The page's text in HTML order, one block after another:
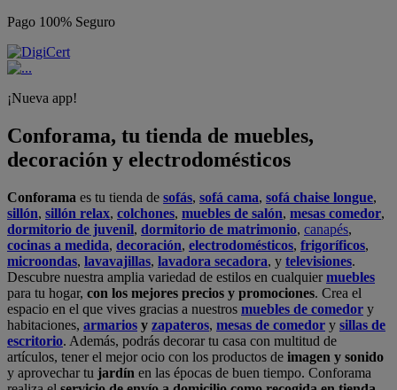
Pago 100% Seguro
¡Nueva app!
Conforama, tu tienda de muebles,
decoración y electrodomésticos
Conforama es tu tienda de sofás, sofá cama, sofá chaise longue,
sillón, sillón relax, colchones, muebles de salón, mesas comedor,
dormitorio de juvenil, dormitorio de matrimonio, canapés,
cocinas a medida, decoración, electrodomésticos, frigoríficos,
microondas, lavavajillas, lavadora secadora, y televisiones.
Descubre nuestra amplia variedad de estilos en cualquiermuebles
para tu hogar, con los mejores precios y promociones. Crea el
espacio en el que vives gracias a nuestros muebles de comedor y
habitaciones, armarios y zapateros, mesas de comedor y sillas de
escritorio. Además, podrás decorar tu casa con multitud de
artículos, tener el mejor ocio con los productos de imagen y sonido
y aprovechar tu jardín en las épocas de buen tiempo. Conforama